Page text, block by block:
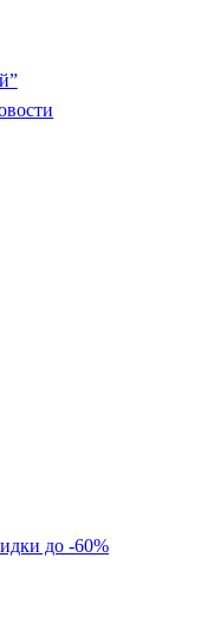
до -60%